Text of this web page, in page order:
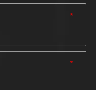
*
*